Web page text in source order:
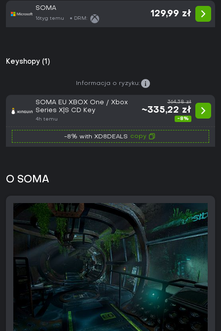
SOMA
16tyg temu DRM:
129,99 zł
Keyshopy (1)
Informacja o ryzyku:
SOMA EU XBOX One / Xbox
Series X|S CD Key
4h temu
364,38 zł
~335,22 zł
-8%
-8% with XD8DEALS copy
O SOMA